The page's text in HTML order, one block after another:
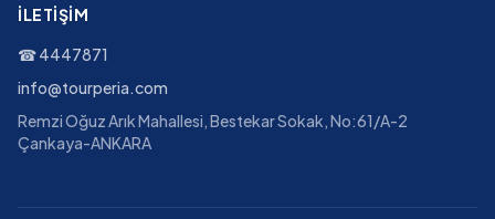
İLETIŞIM
☎4447871
info@tourperia.com
Remzi Oğuz Arık Mahallesi, Bestekar Sokak, No:61/A-2
Çankaya-ANKARA